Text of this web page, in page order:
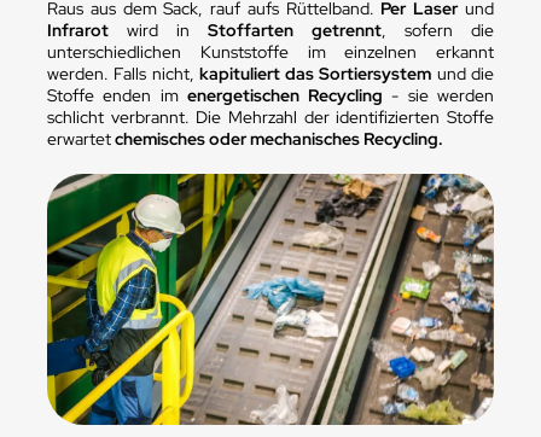
Raus aus dem Sack, rauf aufs Rüttelband. Per Laserund
Infrarot wird in Stoffarten getrennt, sofern die
unterschiedlichen Kunststoffe im einzelnen erkannt
werden. Falls nicht, kapituliert das Sortiersystem und die
Stoffe enden im energetischen Recycling - sie werden
schlicht verbrannt. Die Mehrzahl der identifizierten Stoffe
erwartetchemisches oder mechanisches Recycling.